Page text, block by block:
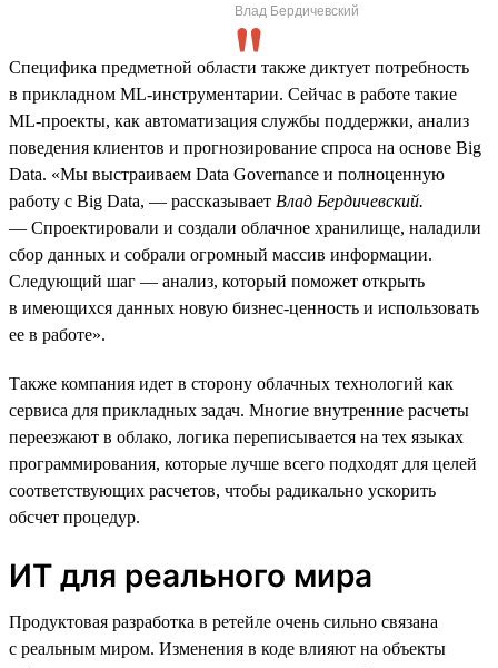
Влад Бердичевский
Специфика предметной области также диктует потребность
в прикладном ML‑инструментарии. Сейчас в работе такие
ML‑проекты, как автоматизация службы поддержки, анализ
поведения клиентов и прогнозирование спроса на основе Big
Data. «Мы выстраиваем Data Governance и полноценную
работу с Big Data, — рассказывает Влад Бердичевский.
— Спроектировали и создали облачное хранилище, наладили
сбор данных и собрали огромный массив информации.
Следующий шаг — анализ, который поможет открыть
в имеющихся данных новую бизнес-ценность и использовать
ее в работе».
Также компания идет в сторону облачных технологий как
сервиса для прикладных задач. Многие внутренние расчеты
переезжают в облако, логика переписывается на тех языках
программирования, которые лучше всего подходят для целей
соответствующих расчетов, чтобы радикально ускорить
обсчет процедур.
ИТ для реального мира
Продуктовая разработка в ретейле очень сильно связана
с реальным миром. Изменения в коде влияют на объекты